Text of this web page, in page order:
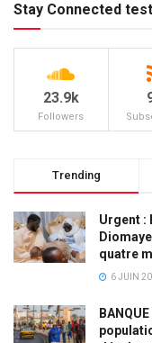
Stay Connected test
23.9k
Followers
Trending
Urgent :
quatre
6 JUIN